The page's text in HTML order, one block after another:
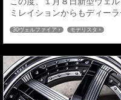
ミレイションからもディー
として 【admiration
も発売となりました。新型
者を圧倒するダイナミック
た大人のカスタマイズを提
今日はこの新型...
30ヴェルファイア モデリスタ